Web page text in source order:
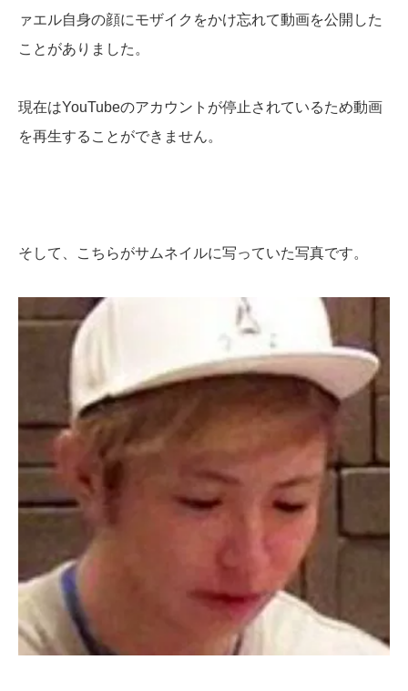
ァエル自身の顔にモザイクをかけ忘れて動画を公開した
ことがありました。
現在はYouTubeのアカウントが停止されているため動画
を再生することができません。
そして、こちらがサムネイルに写っていた写真です。